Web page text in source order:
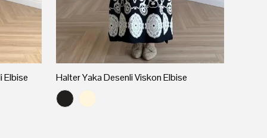
Elbise Halter Yaka Desenli Viskon Elbise